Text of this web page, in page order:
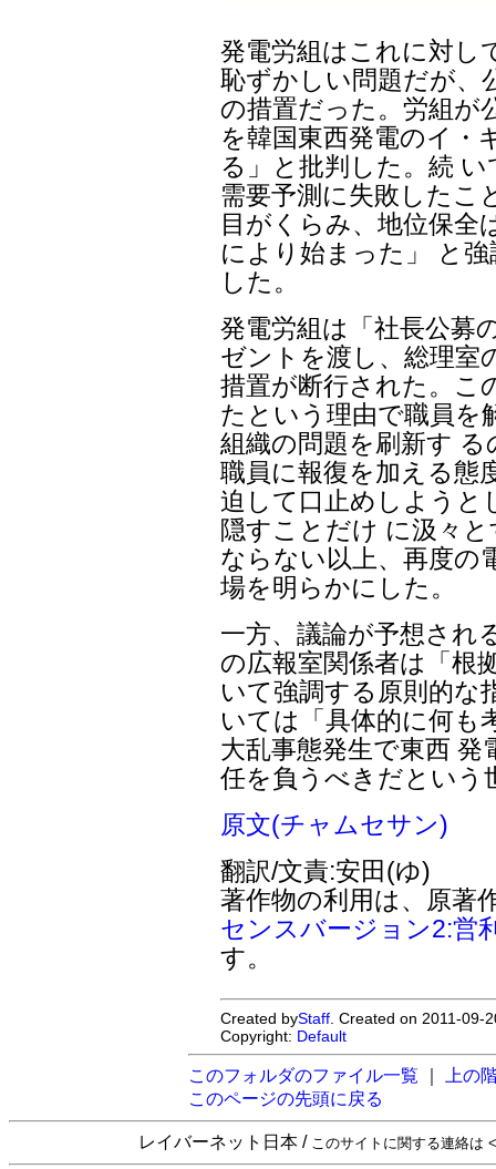
発電労組はこれに対し
恥ずかしい問題だが、
の措置だった。労組が
を韓国東西発電のイ・
る」と批判した。続
需要予測に失敗したこ
目がくらみ、地位保全
により始まった」 と
した。
発電労組は「社長公募
ゼントを渡し、総理室
措置が断行された。こ
たという理由で職員を
組織の問題を刷新す
職員に報復を加える態
迫して口止めしようと
隠すことだけ に汲々
ならない以上、再度の
場を明らかにした。
一方、議論が予想され
の広報室関係者は「根
いて強調する原則的な
いては「具体的に何も
大乱事態発生で東西
任を負うべきだという
原文(チャムセサン)
翻訳/文責:安田(ゆ)
著作物の利用は、原著
センスバージョン2:営
す。
Created byStaff . Created on 2011-
Copyright: Default
このフォルダのファイル一覧
上の
このページの先頭に戻る
レイバーネット日本 / このサイトに関する連絡は